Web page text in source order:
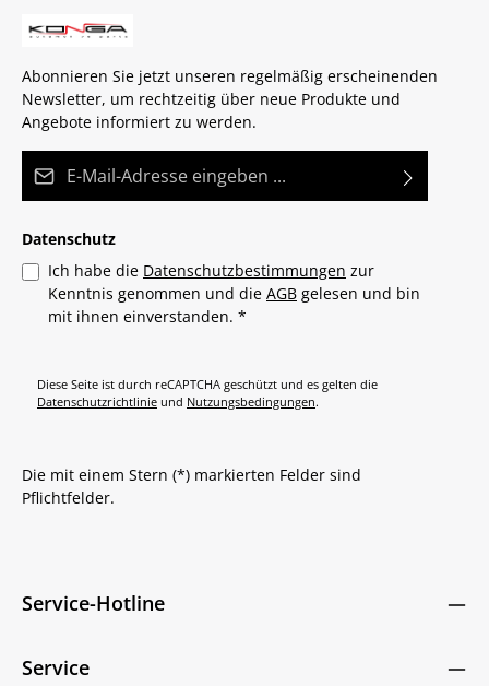
Abonnieren Sie jetzt unseren regelmäßig erscheinenden
Newsletter, um rechtzeitig über neue Produkte und
Angebote informiert zu werden.
Datenschutz
Ich habe die Datenschutzbestimmungen zur
Kenntnis genommen und die AGB gelesen und bin
mit ihnen einverstanden. *
Diese Seite ist durch reCAPTCHA geschützt und es gelten die
Datenschutzrichtlinie und Nutzungsbedingungen.
Die mit einem Stern (*) markierten Felder sind
Pflichtfelder.
Service-Hotline
Service